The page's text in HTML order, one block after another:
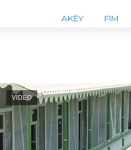
AKÈY FIM
VIDEO